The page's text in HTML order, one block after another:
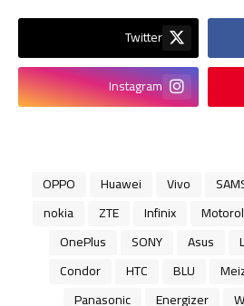
Twitter
Instagram
Vivo
Huawei
OPPO
Infinix
ZTE
nokia
Asus
SONY
OnePlus
BLU
HTC
Condor
Energizer
Panasonic